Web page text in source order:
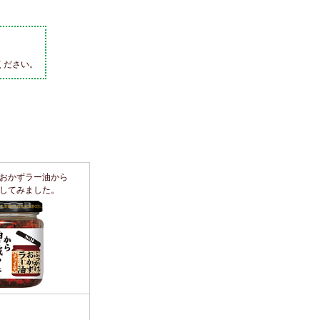
さい。
かずラー油から
てみました。